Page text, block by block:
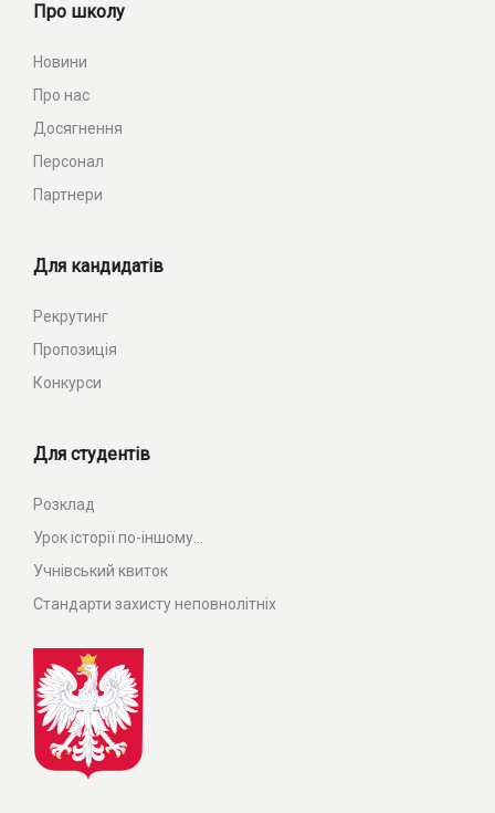
Про школу
Новини
Про нас
Досягнення
Персонал
Партнери
Для кандидатів
Рекрутинг
Пропозиція
Конкурси
Для студентів
Розклад
Урок історії по-іншому...
Учнівський квиток
Стандарти захисту неповнолітніх